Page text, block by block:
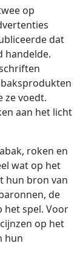
op
dat
handelde.
ze voedt.
aan het licht
roken en
wat op het
hun bron van
de
het spel. Voor
op het
hun